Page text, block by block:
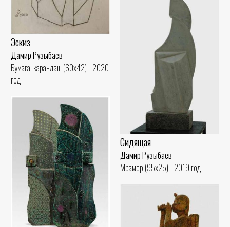
Эскиз
Дамир Рузыбаев
Бумага, карандаш (60x42) - 2020
год
Сидящая
Дамир Рузыбаев
Мрамор (95x25) - 2019 год